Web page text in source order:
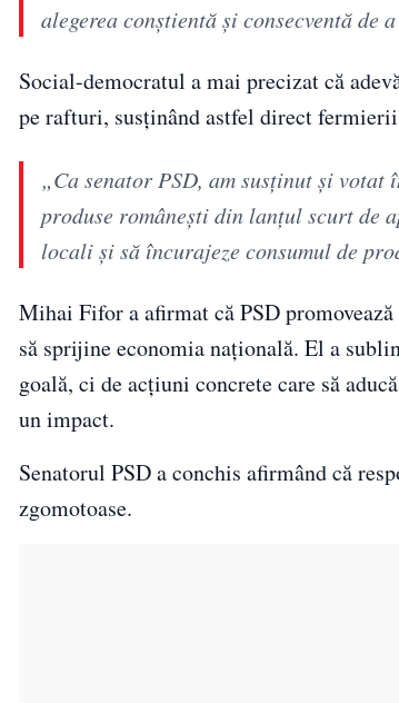
alegerea conştientă şi consecventă
Social-democratul a mai precizat că
pe rafturi, susținând astfel direct
„Ca senator PSD, am susținut și votat
produse românești din lanțul scurt de
locali și să încurajeze consumul de
Mihai Fifor a afirmat că PSD
să sprijine economia națională. El a
goală, ci de acțiuni concrete care să
un impact.
Senatorul PSD a conchis afirmând că
zgomotoase.